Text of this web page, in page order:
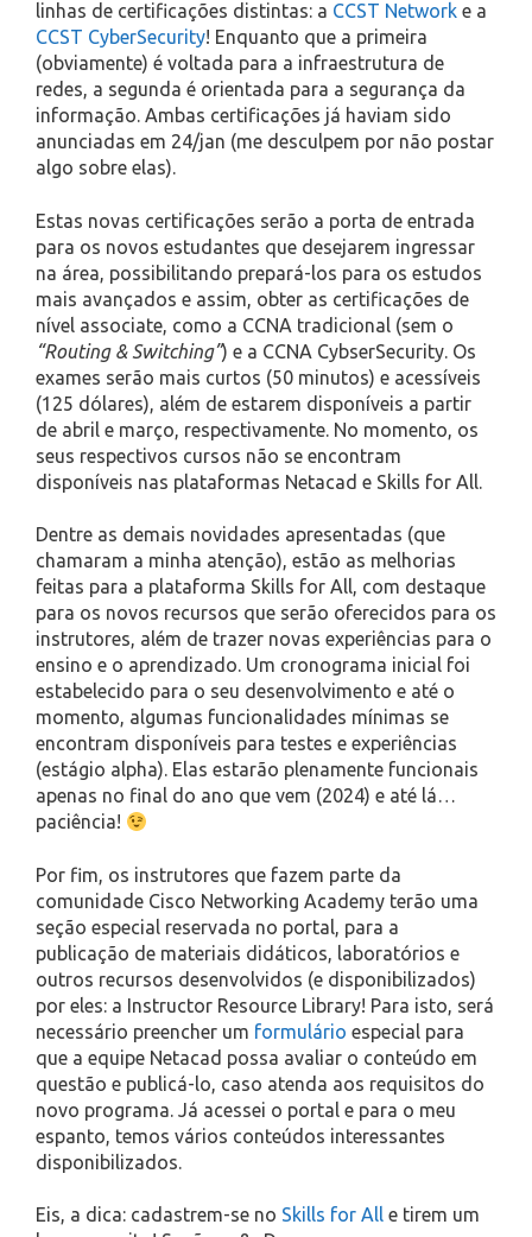
linhas de certificações distintas: a CCST Network e a
CCST CyberSecurity! Enquanto que a primeira
(obviamente) é voltada para a infraestrutura de
redes, a segunda é orientada para a segurança da
informação. Ambas certificações já haviam sido
anunciadas em 24/jan (me desculpem por não postar
algo sobre elas).
Estas novas certificações serão a porta de entrada
para os novos estudantes que desejarem ingressar
na área, possibilitando prepará-los para os estudos
mais avançados e assim, obter as certificações de
nível associate, como a CCNA tradicional (sem o
“Routing & Switching”) e a CCNA CybserSecurity. Os
exames serão mais curtos (50 minutos) e acessíveis
(125 dólares), além de estarem disponíveis a partir
de abril e março, respectivamente. No momento, os
seus respectivos cursos não se encontram
disponíveis nas plataformas Netacad e Skills for All.
Dentre as demais novidades apresentadas (que
chamaram a minha atenção), estão as melhorias
feitas para a plataforma Skills for All, com destaque
para os novos recursos que serão oferecidos para os
instrutores, além de trazer novas experiências para o
ensino e o aprendizado. Um cronograma inicial foi
estabelecido para o seu desenvolvimento e até o
momento, algumas funcionalidades mínimas se
encontram disponíveis para testes e experiências
(estágio alpha). Elas estarão plenamente funcionais
apenas no final do ano que vem (2024) e até lá…
paciência!
Por fim, os instrutores que fazem parte da
comunidade Cisco Networking Academy terão uma
seção especial reservada no portal, para a
publicação de materiais didáticos, laboratórios e
outros recursos desenvolvidos (e disponibilizados)
por eles: a Instructor Resource Library! Para isto, será
necessário preencher um formulário especial para
que a equipe Netacad possa avaliar o conteúdo em
questão e publicá-lo, caso atenda aos requisitos do
novo programa. Já acessei o portal e para o meu
espanto, temos vários conteúdos interessantes
disponibilizados.
Eis, a dica: cadastrem-se no Skills for All e tirem um